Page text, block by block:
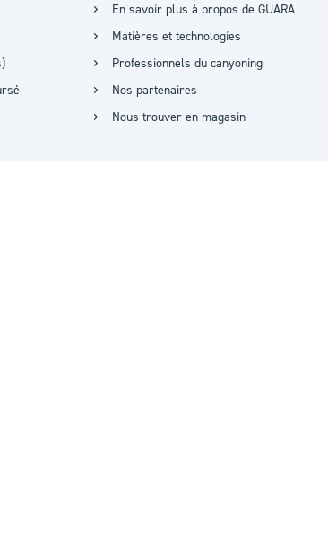
En savoir plus à propos de GUARA
Matières et technologies
Professionnels du canyoning
Nos partenaires
Nous trouver en magasin